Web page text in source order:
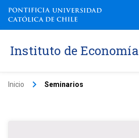
Instituto de Economía
Inicio keyboard_arrow_right Seminarios